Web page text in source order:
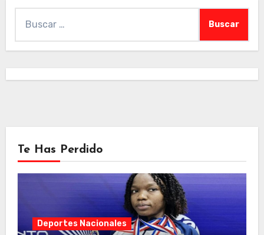
Te Has Perdido
Deportes Nacionales